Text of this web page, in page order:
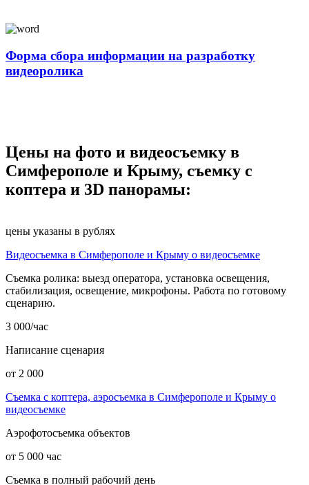
Форма сбора информации на разработку
видеоролика
Цены на фото и видеосъемку в
Симферополе и Крыму, съемку с
коптера и 3D панорамы:
цены указаны в рублях
Видеосъемка в Симферополе и Крыму о видеосъемке
Съемка ролика: выезд оператора, установка освещения,
стабилизация, освещение, микрофоны. Работа по готовому
сценарию.
3 000/час
Написание сценария
от 2 000
Съемка с коптера, аэросъемка в Симферополе и Крыму о
видеосъемке
Аэрофотосъемка объектов
от 5 000 час
Съемка в полный рабочий день